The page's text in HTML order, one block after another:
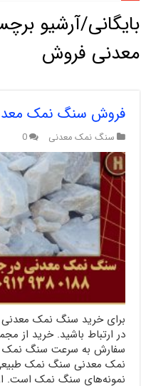
بایگانی/آرشیو
معدنی فروش
فروش سنگ نمک
سنگ نمک معدنی 0
برای خرید سنگ نمک معدنی
در ارتباط باشید. خرید از
سفارش به سرعت سنگ نمک
نمک معدنی سنگ نمک
نمونه‌های سنگ نمک است.